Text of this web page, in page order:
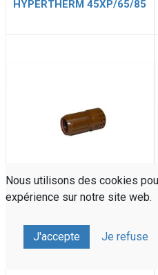
HYPERTHERM 45XP/65/85
Powermax 45XP/65/85
Nous utilisons des cookies
expérience sur notre site web.
J'accepte Je refuse